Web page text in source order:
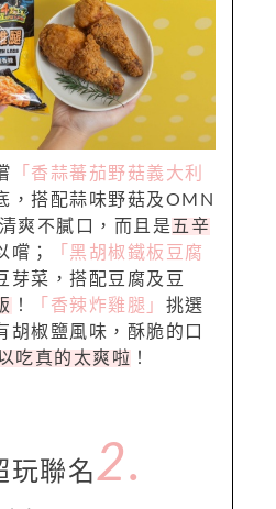
「香蒜蕃茄野菇義大利
，搭配蒜味野菇及OMN
爽不膩口，而且是五辛
嚐；
「黑胡椒鐵板豆腐
芽菜，搭配豆腐及豆
！ 「香辣炸雞腿」 挑選
胡椒鹽風味，酥脆的口
吃真的太爽啦 ！
玩聯名2.